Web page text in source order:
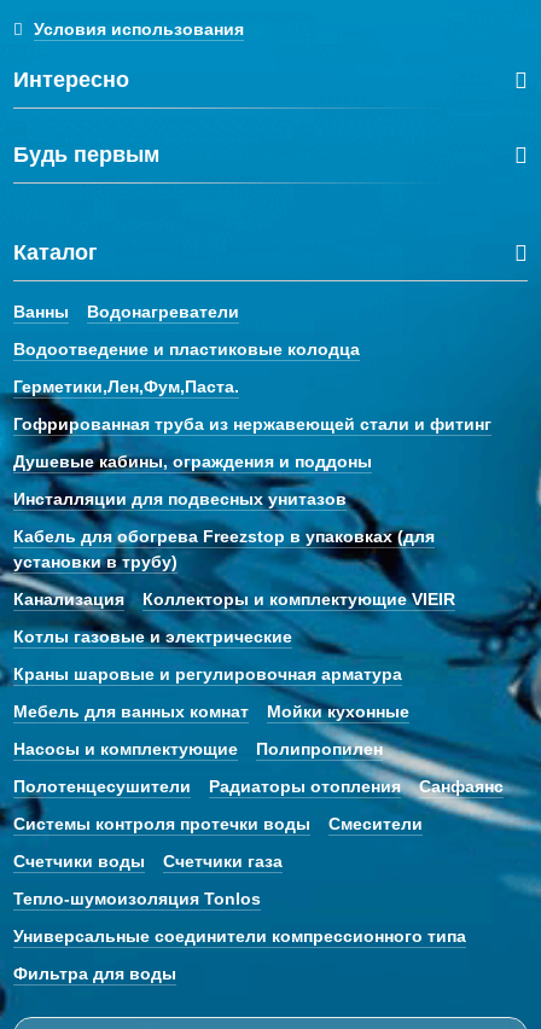
Условия использования
Интересно
Будь первым
Каталог
Ванны
Водонагреватели
Водоотведение и пластиковые колодца
Герметики,Лен,Фум,Паста.
Гофрированная труба из нержавеющей стали и фитинг
Душевые кабины, ограждения и поддоны
Инсталляции для подвесных унитазов
Кабель для обогрева Freezstop в упаковках (для
установки в трубу)
Канализация
Коллекторы и комплектующие VIEIR
Котлы газовые и электрические
Краны шаровые и регулировочная арматура
Мебель для ванных комнат
Мойки кухонные
Насосы и комплектующие
Полипропилен
Полотенцесушители
Радиаторы отопления
Санфаянс
Системы контроля протечки воды
Смесители
Счетчики воды
Счетчики газа
Тепло-шумоизоляция Tonlos
Универсальные соединители компрессионного типа
Фильтра для воды